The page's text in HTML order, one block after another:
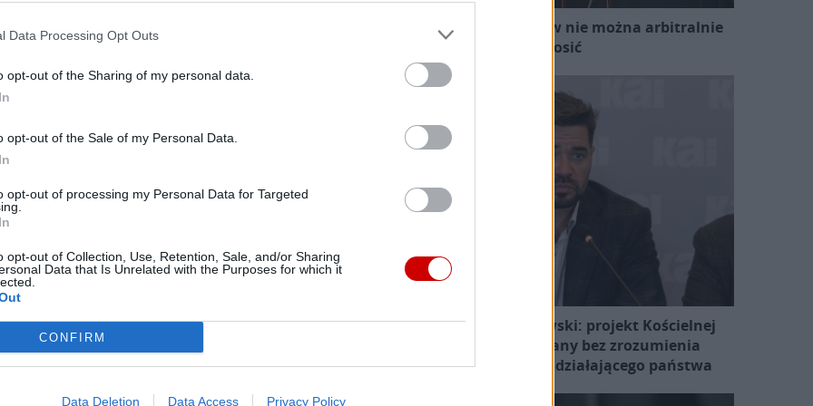
Data Processing Opt Outs
opt-out of the Sharing of my personal data.
opt-out of the Sale of my Personal Data.
opt-out of processing my Personal Data for Targeted
opt-out of Collection, Use, Retention, Sale, and/or Sharing
Data that Is Unrelated with the Purposes for which it
CONFIRM
Data Deletion Data Access Privacy Policy
z Łomianek do Gietrzwałdu
Nocną Pielgrzymką Młodych do
Pieszą z Łomianek do Gietrzwałdu.
Nadzorczej Fundacji Radia
Rady Nadzorczej Fundacji Radia PLUS
– poinformował Michał Aleksandrowicz z
Kard. Sarah: Obrzędów nie można arbitralnie
znosić
Prof. Michał Królikowski: projekt Kościelnej
Komisji przygotowany bez zrozumienia
otoczenia prawnego działającego państwa